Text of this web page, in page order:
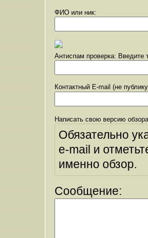
ФИО или ник:
Антиспам проверка: Введите
Контактный E-mail (не
Написать свою версию
Обязательно
e-mail и
именно обзор.
Сообщение: